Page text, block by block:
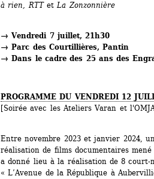
à rien, RTT etLa Zonzonnière
→ Vendredi 7 juillet, 21h30
→ Parc des Courtillières, Pantin
→ Dans le cadre des 25 ans des
PROGRAMME DU VENDREDI 12
[Soirée avec les Ateliers Varan et
Entre novembre 2023 et janvier 2024,
réalisation de films documentaires
a donné lieu à la réalisation de 8 court-
« L’Avenue de la République à